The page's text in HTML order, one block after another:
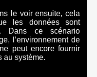
le voir ensuite, cela
les données sont
Dans ce scénario
l’environnement de
peut encore fournir
au système.